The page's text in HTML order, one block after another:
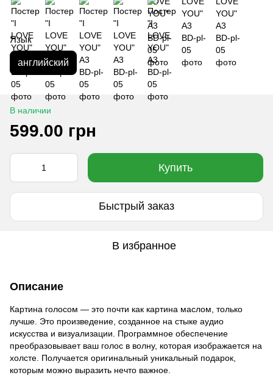
Язык
английский
В наличии
599.00 грн
Купить
Быстрый заказ
В избранное
Описание
Картина голосом — это почти как картина маслом, только
лучше. Это произведение, созданное на стыке аудио
искусства и визуализации. Программное обеспечение
преобразовывает ваш голос в волну, которая изображается на
холсте. Получается оригинальный уникальный подарок,
которым можно выразить нечто важное.